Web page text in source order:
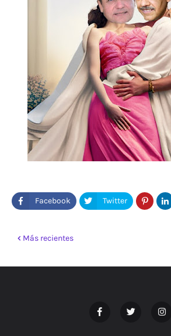
Más recientes